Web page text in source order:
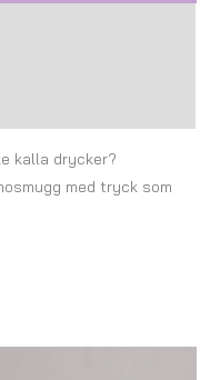
kalla drycker?
med tryck som